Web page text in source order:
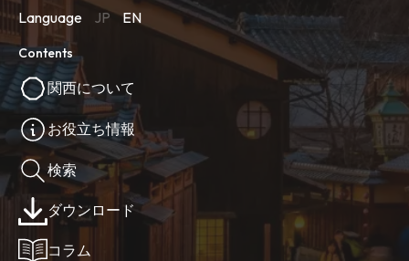
Language JP EN
Contents
関西について
お役立ち情報
検索
ダウンロード
コラム